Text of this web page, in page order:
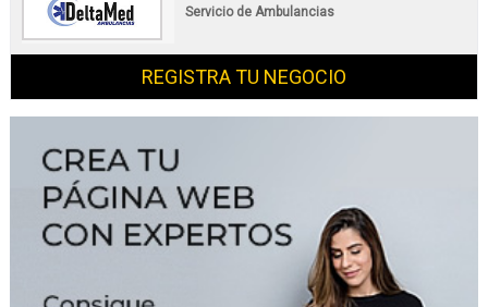
Servicio de Ambulancias
REGISTRA TU NEGOCIO